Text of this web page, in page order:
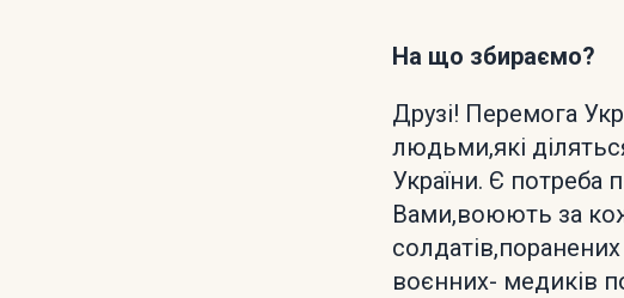
На що збираємо?
Друзі! Перемога
людьми,які
України. Є потреба
Вами,воюють за
воєнних- медиків